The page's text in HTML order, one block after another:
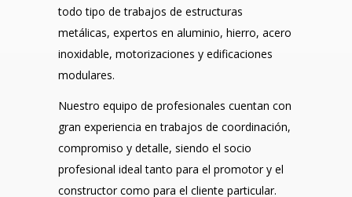
todo tipo de trabajos de estructuras
metálicas, expertos en aluminio, hierro, acero
inoxidable, motorizaciones y edificaciones
modulares.
Nuestro equipo de profesionales cuentan con
gran experiencia en trabajos de coordinación,
compromiso y detalle, siendo el socio
profesional ideal tanto para el promotor y el
constructor como para el cliente particular.